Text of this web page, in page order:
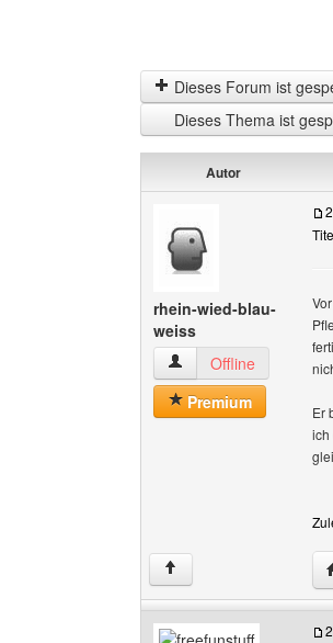
Dieses Forum ist
Dieses Thema ist
Autor
rhein-wied-blau-
weiss
rhein-wied-blau-weiss
Offline
Premium
Er
ich
↑